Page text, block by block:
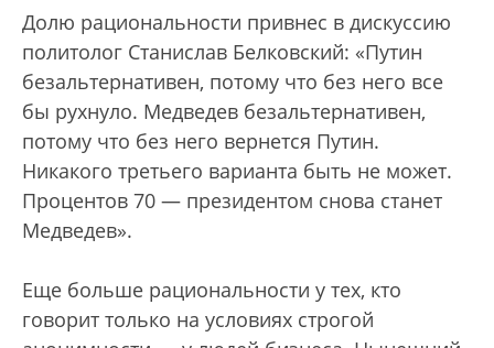
Долю рациональности привнес в дискуссию
политолог Станислав Белковский: «Путин
безальтернативен, потому что без него все
бы рухнуло. Медведев безальтернативен,
потому что без него вернется Путин.
Никакого третьего варианта быть не может.
Процентов 70 — президентом снова станет
Медведев».
Еще больше рациональности у тех, кто
говорит только на условиях строгой